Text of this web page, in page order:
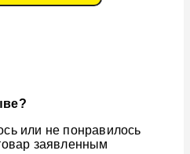
или не понравилось
заявленным